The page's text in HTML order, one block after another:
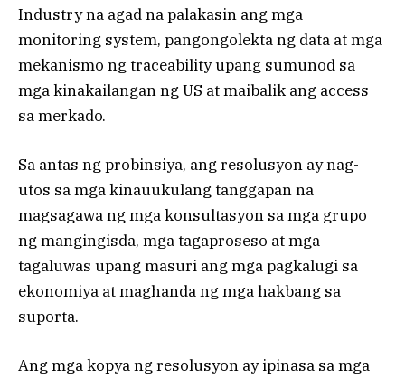
Industry na agad na palakasin ang mga
monitoring system, pangongolekta ng data at mga
mekanismo ng traceability upang sumunod sa
mga kinakailangan ng US at maibalik ang access
sa merkado.
Sa antas ng probinsiya, ang resolusyon ay nag-
utos sa mga kinauukulang tanggapan na
magsagawa ng mga konsultasyon sa mga grupo
ng mangingisda, mga tagaproseso at mga
tagaluwas upang masuri ang mga pagkalugi sa
ekonomiya at maghanda ng mga hakbang sa
suporta.
Ang mga kopya ng resolusyon ay ipinasa sa mga